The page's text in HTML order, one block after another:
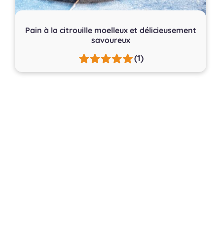
Pain à la citrouille moelleux et délicieusement
savoureux
(1)